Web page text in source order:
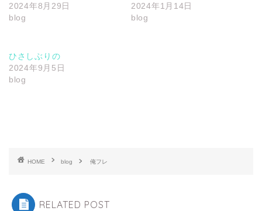
2024年8月29日
blog
2024年1月14日
blog
ひさしぶりの
2024年9月5日
blog
HOME blog 俺フレ
RELATED POST